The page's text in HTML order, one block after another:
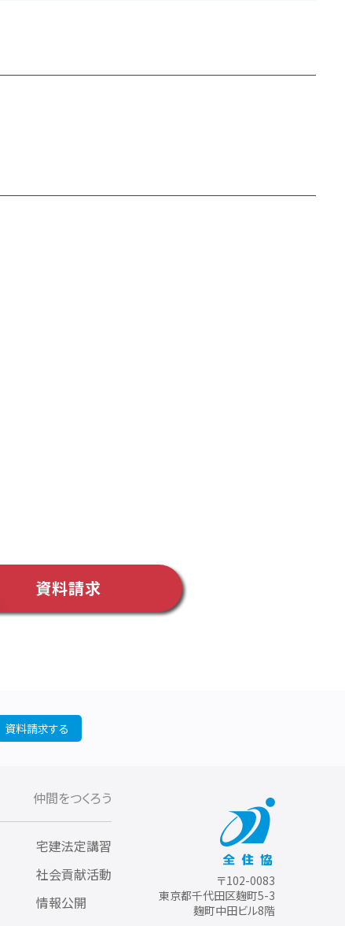
資料請求
資料請求する
仲間をつくろう
宅建法定講習
社会貢献活動
情報公開
〒102-0083
東京都千代田区麹町5-3
麹町中田ビル8階